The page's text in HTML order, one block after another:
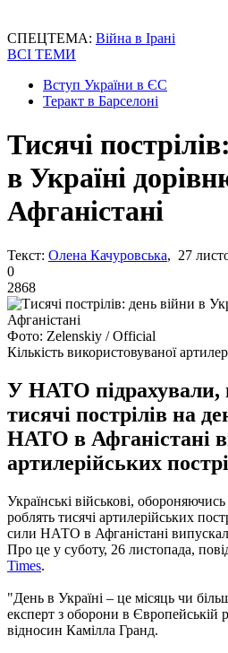
СПЕЦТЕМА: Війна в Ірані
ВСІ ТЕМИ
Вступ України в ЄС
Теракт в Барселоні
Тисячі
в Україні
Афганістані
Текст: Олена Качуровська, 27
0
2868
Фото: Zelenskiy / Official
Кількість використовуваної
У НАТО
тисячі пострілів на
НАТО в Афганістані
артилерійських
Українські військові,
роблять тисячі артилерійських
сили НАТО в Афганістані
Про це у суботу, 26 листопада,
Times.
"День в Україні – це місяць чи
експерт з оборони в Європейській
відносин Камілла Гранд.